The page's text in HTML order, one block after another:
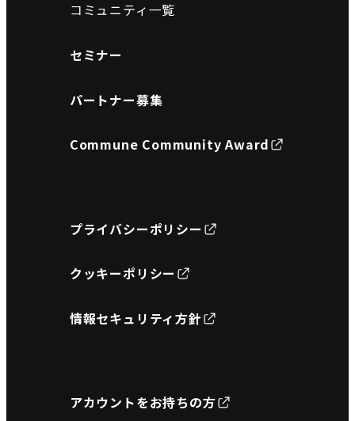
コミュニティ一覧
セミナー
パートナー募集
Commune Community Award
プライバシーポリシー
クッキーポリシー
情報セキュリティ方針
アカウントをお持ちの方